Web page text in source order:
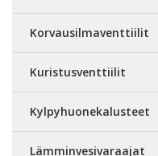
Korvausilmaventtiilit
Kuristusventtiilit
Kylpyhuonekalusteet
Lämminvesivaraajat